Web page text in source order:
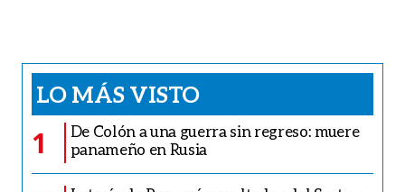
LO MÁS VISTO
1
De Colón a una guerra sin regreso: muere
panameño en Rusia